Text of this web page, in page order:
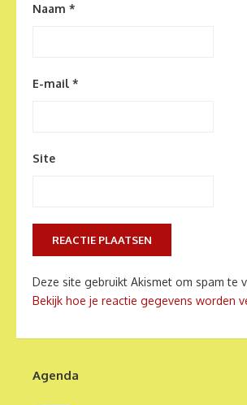
Naam *
E-mail *
Site
Deze site gebruikt Akismet om spam te
Bekijk hoe je reactie gegevens worden
Agenda